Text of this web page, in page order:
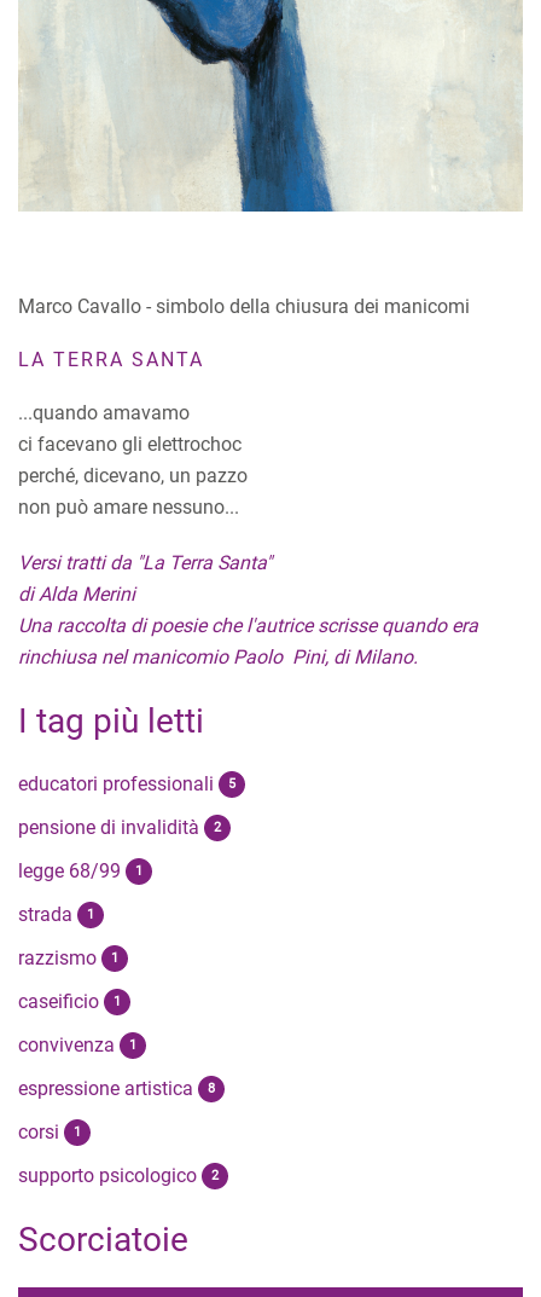
Marco Cavallo - simbolo della chiusura dei manicomi
LA TERRA SANTA
...quando amavamo
ci facevano gli elettrochoc
perché, dicevano, un pazzo
non può amare nessuno...
Versi tratti da "La Terra Santa"
di Alda Merini
Una raccolta di poesie che l'autrice scrisse quando era
rinchiusa nel manicomio Paolo Pini, di Milano.
I tag più letti
educatori professionali 5
pensione di invalidità 2
legge 68/99 1
strada 1
razzismo 1
caseificio 1
convivenza 1
espressione artistica 8
corsi 1
supporto psicologico 2
Scorciatoie